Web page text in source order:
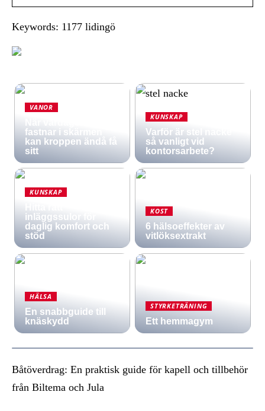
Keywords: 1177 lidingö
VANOR
fastnar i skärmen
kan kroppen ändå få
sitt
KUNSKAP
Varför är stel nacke
så vanligt vid
kontorsarbete?
KUNSKAP
Hitta rätt
inläggssulor för
daglig komfort och
stöd
KOST
6 hälsoeffekter av
vitlöksextrakt
HÄLSA
En snabbguide till
knäskydd
STYRKETRÄNING
Ett hemmagym
Båtöverdrag: En praktisk guide för kapell och tillbehör
från Biltema och Jula